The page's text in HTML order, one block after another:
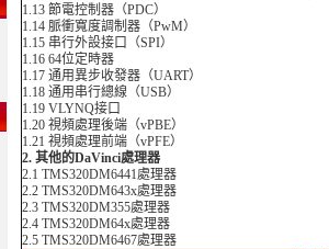
1.13 節電控制器（PDC）
1.14 脈衝寬度調制器（PwM）
1.15 串行外設接口（SPI）
1.16 64位定時器
1.17 通用異步收發器（UART）
1.18 通用串行總線（USB）
1.19 VLYNQ接口
1.20 視頻處理後端（vPBE）
1.21 視頻處理前端（vPFE）
2. 其他的DaVinci處理器
2.1 TMS320DM6441處理器
2.2 TMS320DM643x處理器
2.3 TMS320DM355處理器
2.4 TMS320DM64x處理器
2.5 TMS320DM6467處理器